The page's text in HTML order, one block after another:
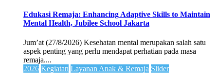
Edukasi Remaja: Enhancing Adaptive Skills to Maintain
Mental Health, Jubilee School Jakarta
Jum’at (27/8/2026) Kesehatan mental merupakan salah satu
aspek penting yang perlu mendapat perhatian pada masa
remaja....
2026 Kegiatan Layanan Anak & Remaja Slider